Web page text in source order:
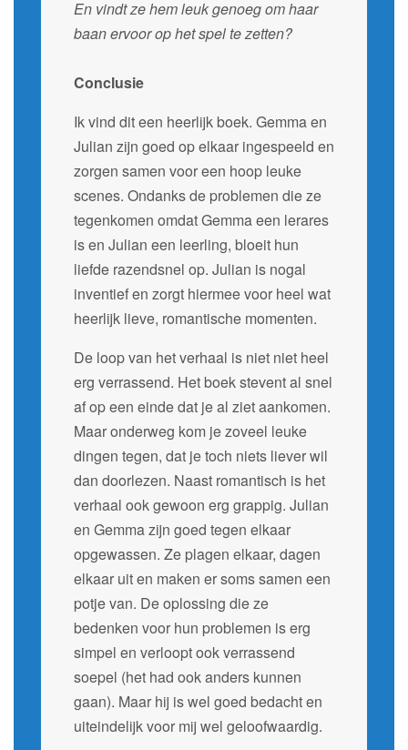
En vindt ze hem leuk genoeg om haar
baan ervoor op het spel te zetten?
Conclusie
Ik vind dit een heerlijk boek. Gemma en
Julian zijn goed op elkaar ingespeeld en
zorgen samen voor een hoop leuke
scenes. Ondanks de problemen die ze
tegenkomen omdat Gemma een lerares
is en Julian een leerling, bloeit hun
liefde razendsnel op. Julian is nogal
inventief en zorgt hiermee voor heel wat
heerlijk lieve, romantische momenten.
De loop van het verhaal is niet niet heel
erg verrassend. Het boek stevent al snel
af op een einde dat je al ziet aankomen.
Maar onderweg kom je zoveel leuke
dingen tegen, dat je toch niets liever wil
dan doorlezen. Naast romantisch is het
verhaal ook gewoon erg grappig. Julian
en Gemma zijn goed tegen elkaar
opgewassen. Ze plagen elkaar, dagen
elkaar uit en maken er soms samen een
potje van. De oplossing die ze
bedenken voor hun problemen is erg
simpel en verloopt ook verrassend
soepel (het had ook anders kunnen
gaan). Maar hij is wel goed bedacht en
uiteindelijk voor mij wel geloofwaardig.